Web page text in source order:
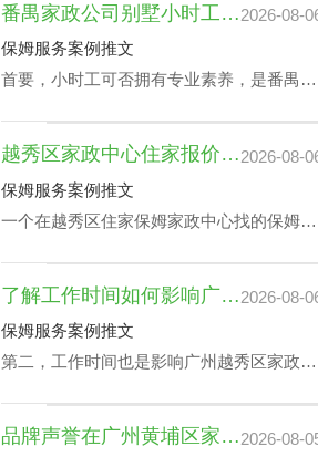
番禺家政公司别墅小时工收费会因雇主要求而变动？2026-08-
保姆服务案例推文
首要，小时工可否拥有专业素养，是番禺家
孩子做作业等，这类小时工技能与番禺家政
公司别墅小时工收费都是紧密依赖的。
越秀区家政中心住家报价揭晓：影响因素及如何选择最佳服务2026-08-
保姆服务案例推文
一个在越秀区住家保姆家政中心找的保姆对
衣、准备饭菜、洗碗等家庭杂务，还可以抚
恤老人及家长接送，让志存高远的人专心致
志工作，那越秀区家政中心住家报价该如何
了解工作时间如何影响广州越秀区家政中心查询电话价格表及服务质量2026-08-
保姆服务案例推文
第二，工作时间也是影响广州越秀区家政中
整工作时间表，聘请的家政保洁要有高机动
品牌声誉在广州黄埔区家政中心管家服务价钱里的分量2026-08-